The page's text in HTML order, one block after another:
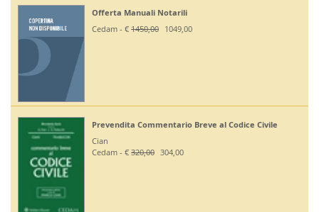
Offerta Manuali Notarili
Cedam - € 1450,00 1049,00
Prevendita Commentario Breve al Codice Civile
Cian
Cedam - € 320,00 304,00